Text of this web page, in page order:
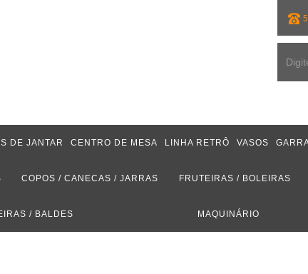
DE JANTAR CENTRO DE MESA LINHA RETRÔ VASOS
COPOS / CANECAS / JARRAS FRUTEIRAS / BOLEIRAS
/ BALDES MAQUINÁRIO